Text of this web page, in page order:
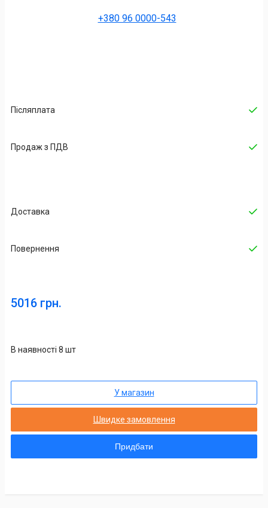
+380 96 0000-543
Післяплата
Продаж з ПДВ
Доставка
Повернення
5016 грн.
В наявності 8 шт
У магазин
Швидке замовлення
Придбати